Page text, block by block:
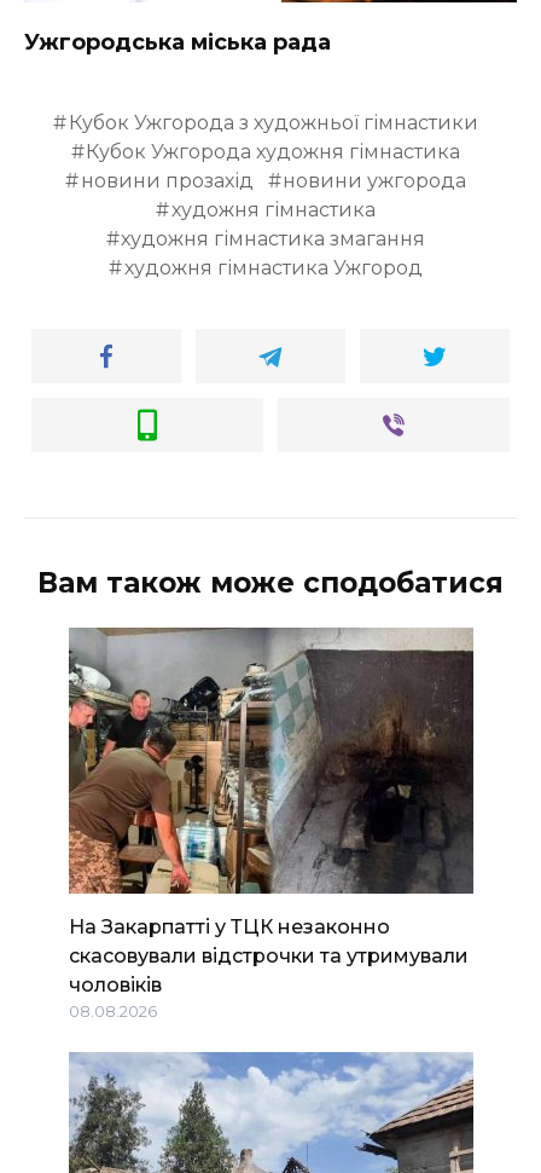
Ужгородська міська рада
Кубок Ужгорода з художньої гімнастики
Кубок Ужгорода художня гімнастика
новини прозахід
новини ужгорода
художня гімнастика
художня гімнастика змагання
художня гімнастика Ужгород
Вам також може сподобатися
На Закарпатті у ТЦК незаконно
скасовували відстрочки та утримували
чоловіків
08.08.2026